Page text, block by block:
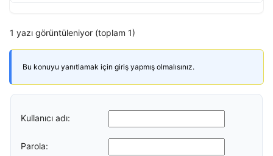
1 yazı görüntüleniyor (toplam 1)
Bu konuyu yanıtlamak için giriş yapmış olmalısınız.
Kullanıcı adı:
Parola: